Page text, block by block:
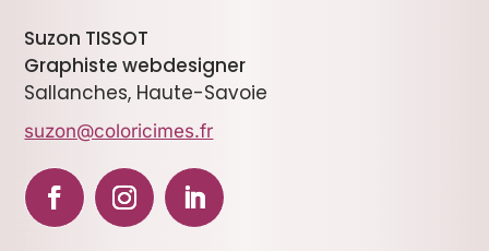
Suzon TISSOT
Graphiste webdesigner
Sallanches, Haute-Savoie
suzon@coloricimes.fr